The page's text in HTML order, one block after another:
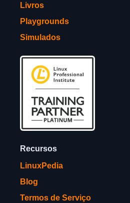
Livros
Playgrounds
Simulados
Recursos
LinuxPedia
Blog
Termos de Serviço